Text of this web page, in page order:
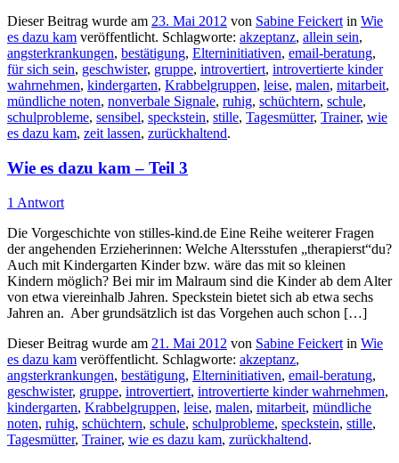
Dieser Beitrag wurde am 23. Mai 2012 von Sabine Feickert in Wie
es dazu kam veröffentlicht. Schlagworte: akzeptanz, allein sein,
angsterkrankungen, bestätigung, Elterninitiativen, email-beratung,
für sich sein, geschwister, gruppe, introvertiert, introvertierte kinder
wahrnehmen, kindergarten, Krabbelgruppen, leise, malen, mitarbeit,
mündliche noten, nonverbale Signale, ruhig, schüchtern, schule,
schulprobleme, sensibel, speckstein, stille, Tagesmütter, Trainer, wie
es dazu kam, zeit lassen, zurückhaltend.
Wie es dazu kam – Teil 3
1 Antwort
Die Vorgeschichte von stilles-kind.de Eine Reihe weiterer Fragen
der angehenden Erzieherinnen: Welche Altersstufen „therapierst“du?
Auch mit Kindergarten Kinder bzw. wäre das mit so kleinen
Kindern möglich? Bei mir im Malraum sind die Kinder ab dem Alter
von etwa viereinhalb Jahren. Speckstein bietet sich ab etwa sechs
Jahren an. Aber grundsätzlich ist das Vorgehen auch schon […]
Dieser Beitrag wurde am 21. Mai 2012 von Sabine Feickert in Wie
es dazu kam veröffentlicht. Schlagworte: akzeptanz,
angsterkrankungen, bestätigung, Elterninitiativen, email-beratung,
geschwister, gruppe, introvertiert, introvertierte kinder wahrnehmen,
kindergarten, Krabbelgruppen, leise, malen, mitarbeit, mündliche
noten, ruhig, schüchtern, schule, schulprobleme, speckstein, stille,
Tagesmütter, Trainer, wie es dazu kam, zurückhaltend.